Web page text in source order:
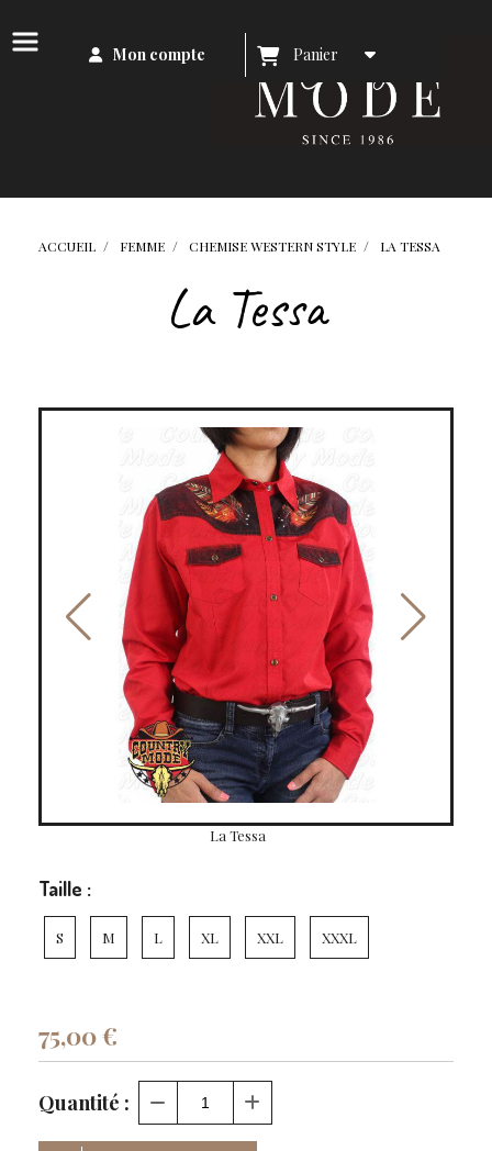
Mon compte Panier
ACCUEIL FEMME CHEMISE WESTERN STYLE LA TESSA
La Tessa
La Tessa
Taille :
S M L XL XXL XXXL
75,00€
Quantité :